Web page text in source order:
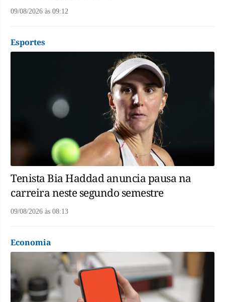
09/08/2026 às 09:12
Esportes
Tenista Bia Haddad anuncia pausa na
carreira neste segundo semestre
09/08/2026 às 08:13
Economia